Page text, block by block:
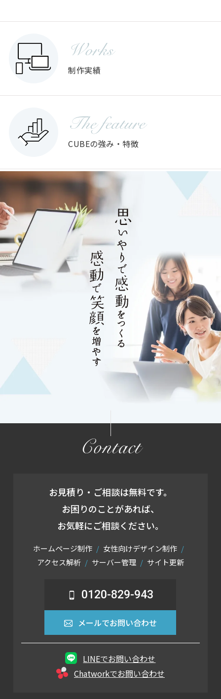
Works
制作実績
The feature
CUBEの強み・特徴
Contact
お見積り・ご相談は無料です。
お困りのことがあれば、
お気軽にご相談ください。
ホームページ制作
女性向けデザイン制作
アクセス解析
サーバー管理 サイト更新
0120-829-943
メールでお問い合わせ
LINEでお問い合わせ
Chatworkでお問い合わせ